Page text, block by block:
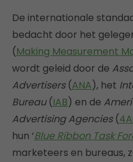
De internationale
bedacht door het
(Making Measurement
wordt geleid door de
Advertisers(ANA), het
Bureau(IAB) en de
Advertising Agencies(
hun ‘Blue Ribbon Task
marketeers en bureaus,